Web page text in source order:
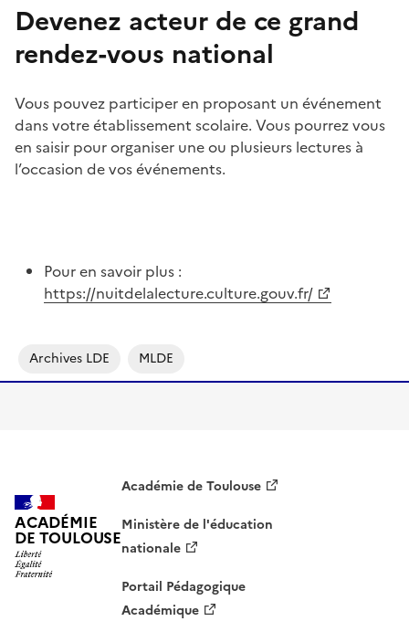
Devenez acteur de ce grand
rendez-vous national
Vous pouvez participer en proposant un événement
dans votre établissement scolaire. Vous pourrez vous
en saisir pour organiser une ou plusieurs lectures à
l’occasion de vos événements.
Pour en savoir plus :
https://nuitdelalecture.culture.gouv.fr/
Archives LDE MLDE
ACADÉMIE
DE TOULOUSE
Académie de Toulouse
Ministère de l'éducation
nationale
Portail Pédagogique
Académique